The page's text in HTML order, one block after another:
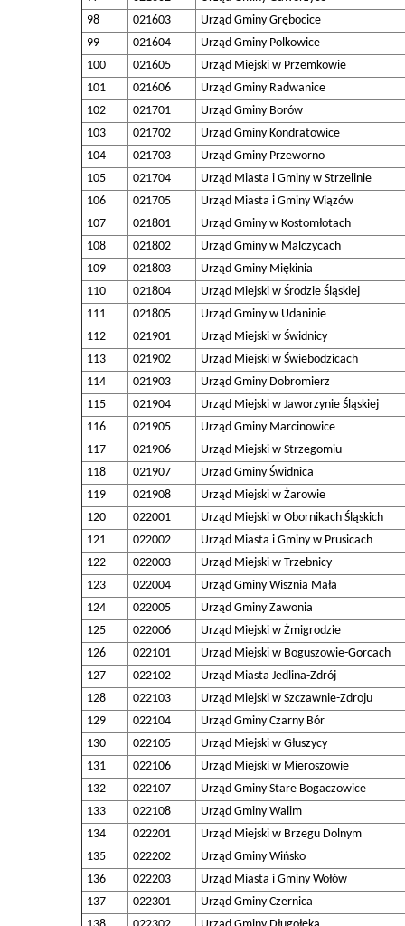
98
021603
Urząd Gminy Grębocice
99
021604
Urząd Gminy Polkowice
100
021605
Urząd Miejski w Przemkowie
101
021606
Urząd Gminy Radwanice
102
021701
Urząd Gminy Borów
103
021702
Urząd Gminy Kondratowice
104
021703
Urząd Gminy Przeworno
105
021704
Urząd Miasta i Gminy w Strzelinie
106
021705
Urząd Miasta i Gminy Wiązów
107
021801
Urząd Gminy w Kostomłotach
108
021802
Urząd Gminy w Malczycach
109
021803
Urząd Gminy Miękinia
110
021804
Urząd Miejski w Środzie Śląskiej
111
021805
Urząd Gminy w Udaninie
112
021901
Urząd Miejski w Świdnicy
113
021902
Urząd Miejski w Świebodzicach
114
021903
Urząd Gminy Dobromierz
115
021904
Urząd Miejski w Jaworzynie Śląskiej
116
021905
Urząd Gminy Marcinowice
117
021906
Urząd Miejski w Strzegomiu
118
021907
Urząd Gminy Świdnica
119
021908
Urząd Miejski w Żarowie
120
022001
Urząd Miejski w Obornikach Śląskich
121
022002
Urząd Miasta i Gminy w Prusicach
122
022003
Urząd Miejski w Trzebnicy
123
022004
Urząd Gminy Wisznia Mała
124
022005
Urząd Gminy Zawonia
125
022006
Urząd Miejski w Żmigrodzie
126
022101
Urząd Miejski w Boguszowie-Gorcach
127
022102
Urząd Miasta Jedlina-Zdrój
128
022103
Urząd Miejski w Szczawnie-Zdroju
129
022104
Urząd Gminy Czarny Bór
130
022105
Urząd Miejski w Głuszycy
131
022106
Urząd Miejski w Mieroszowie
132
022107
Urząd Gminy Stare Bogaczowice
133
022108
Urząd Gminy Walim
134
022201
Urząd Miejski w Brzegu Dolnym
135
022202
Urząd Gminy Wińsko
136
022203
Urząd Miasta i Gminy Wołów
137
022301
Urząd Gminy Czernica